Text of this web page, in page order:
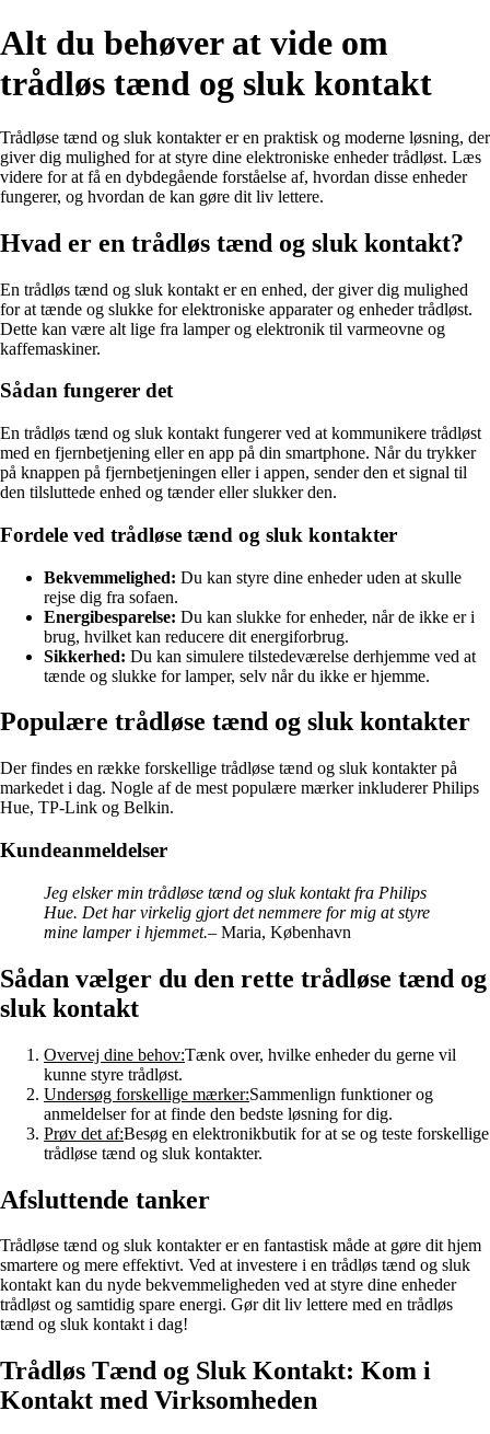
Alt du behøver at vide om
trådløs tænd og sluk kontakt
Trådløse tænd og sluk kontakter er en praktisk og moderne løsning, der
giver dig mulighed for at styre dine elektroniske enheder trådløst. Læs
videre for at få en dybdegående forståelse af, hvordan disse enheder
fungerer, og hvordan de kan gøre dit liv lettere.
Hvad er en trådløs tænd og sluk kontakt?
En trådløs tænd og sluk kontakt er en enhed, der giver dig mulighed
for at tænde og slukke for elektroniske apparater og enheder trådløst.
Dette kan være alt lige fra lamper og elektronik til varmeovne og
kaffemaskiner.
Sådan fungerer det
En trådløs tænd og sluk kontakt fungerer ved at kommunikere trådløst
med en fjernbetjening eller en app på din smartphone. Når du trykker
på knappen på fjernbetjeningen eller i appen, sender den et signal til
den tilsluttede enhed og tænder eller slukker den.
Fordele ved trådløse tænd og sluk kontakter
Bekvemmelighed: Du kan styre dine enheder uden at skulle
rejse dig fra sofaen.
Energibesparelse: Du kan slukke for enheder, når de ikke er i
brug, hvilket kan reducere dit energiforbrug.
Sikkerhed: Du kan simulere tilstedeværelse derhjemme ved at
tænde og slukke for lamper, selv når du ikke er hjemme.
Populære trådløse tænd og sluk kontakter
Der findes en række forskellige trådløse tænd og sluk kontakter på
markedet i dag. Nogle af de mest populære mærker inkluderer Philips
Hue, TP-Link og Belkin.
Kundeanmeldelser
Jeg elsker min trådløse tænd og sluk kontakt fra Philips
Hue. Det har virkelig gjort det nemmere for mig at styre
mine lamper i hjemmet.– Maria, København
Sådan vælger du den rette trådløse tænd og
sluk kontakt
Overvej dine behov:Tænk over, hvilke enheder du gerne vil
kunne styre trådløst.
Undersøg forskellige mærker:Sammenlign funktioner og
anmeldelser for at finde den bedste løsning for dig.
Prøv det af:Besøg en elektronikbutik for at se og teste forskellige
trådløse tænd og sluk kontakter.
Afsluttende tanker
Trådløse tænd og sluk kontakter er en fantastisk måde at gøre dit hjem
smartere og mere effektivt. Ved at investere i en trådløs tænd og sluk
kontakt kan du nyde bekvemmeligheden ved at styre dine enheder
trådløst og samtidig spare energi. Gør dit liv lettere med en trådløs
tænd og sluk kontakt i dag!
Trådløs Tænd og Sluk Kontakt: Kom i
Kontakt med Virksomheden